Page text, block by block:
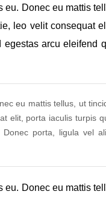
Donec eu mattis
leo velit consequat
arcu eleifend
eu mattis tellus, ut
elit, porta iaculis turpis
porta, ligula vel
Donec eu mattis